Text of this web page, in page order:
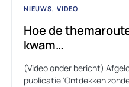
NIEUWS VIDEO
Hoe de
kwam…
(Video onder bericht)
publicatie ‘Ontdekken